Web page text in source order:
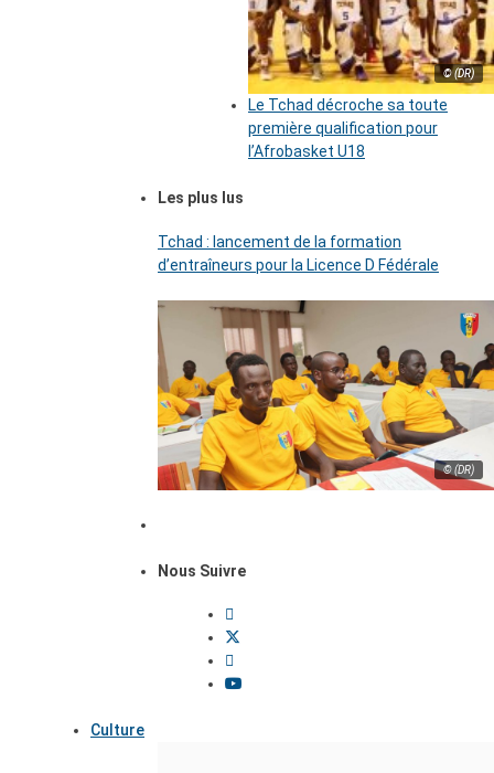
© (DR)
Le Tchad décroche sa toute
première qualification pour
l’Afrobasket U18
Les plus lus
Tchad : lancement de la formation
d’entraîneurs pour la Licence D Fédérale
© (DR)
Nous Suivre
Culture